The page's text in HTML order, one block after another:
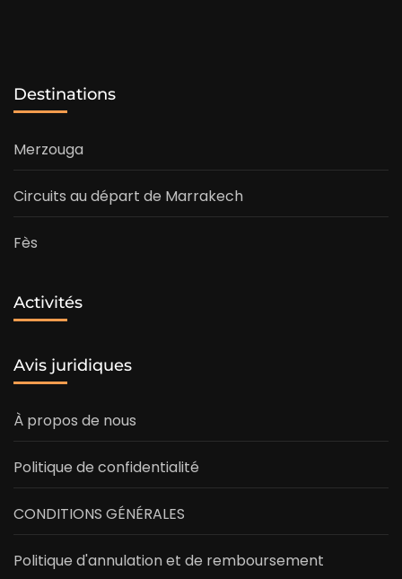
Destinations
Merzouga
Circuits au départ de Marrakech
Fès
Activités
Avis juridiques
À propos de nous
Politique de confidentialité
CONDITIONS GÉNÉRALES
Politique d'annulation et de remboursement